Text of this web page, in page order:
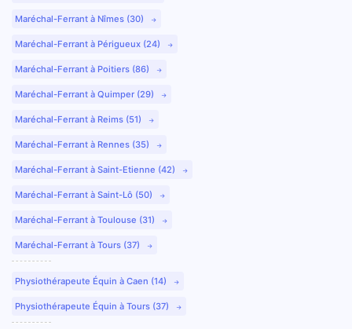
Maréchal-Ferrant à Nîmes (30)
Maréchal-Ferrant à Périgueux (24)
Maréchal-Ferrant à Poitiers (86)
Maréchal-Ferrant à Quimper (29)
Maréchal-Ferrant à Reims (51)
Maréchal-Ferrant à Rennes (35)
Maréchal-Ferrant à Saint-Etienne (42)
Maréchal-Ferrant à Saint-Lô (50)
Maréchal-Ferrant à Toulouse (31)
Maréchal-Ferrant à Tours (37)
Physiothérapeute Équin à Caen (14)
Physiothérapeute Équin à Tours (37)